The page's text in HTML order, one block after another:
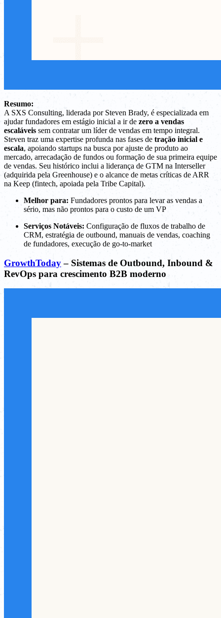
Resumo:
A SXS Consulting, liderada por Steven Brady, é especializada em
ajudar fundadores em estágio inicial a ir de zero a vendas
escaláveis sem contratar um líder de vendas em tempo integral.
Steven traz uma expertise profunda nas fases de tração inicial e
escala, apoiando startups na busca por ajuste de produto ao
mercado, arrecadação de fundos ou formação de sua primeira equipe
de vendas. Seu histórico inclui a liderança de GTM na Interseller
(adquirida pela Greenhouse) e o alcance de metas críticas de ARR
na Keep (fintech, apoiada pela Tribe Capital).
Melhor para: Fundadores prontos para levar as vendas a
sério, mas não prontos para o custo de um VP
Serviços Notáveis: Configuração de fluxos de trabalho de
CRM, estratégia de outbound, manuais de vendas, coaching
de fundadores, execução de go-to-market
GrowthToday– Sistemas de Outbound, Inbound &
RevOps para crescimento B2B moderno